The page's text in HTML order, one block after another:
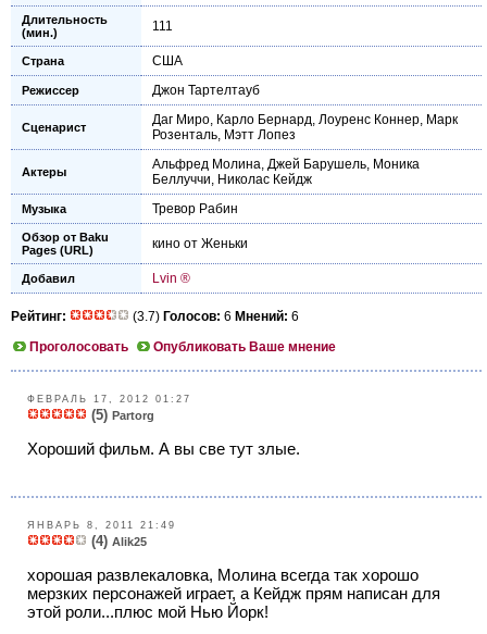
Длительность
(мин.)
111
Страна США
Режиссер Джон Тартелтауб
Сценарист Даг Миро, Карло Бернард, Лоуренс Коннер, Марк
Розенталь, Мэтт Лопез
Актеры Альфред Молина, Джей Барушель, Моника
Беллуччи, Николас Кейдж
Музыка Тревор Рабин
Обзор от Baku
Pages (URL)
кино от Женьки
Добавил Lvin ®
Рейтинг: (3.7) Голосов: 6 Мнений: 6
Проголосовать
Опубликовать Ваше мнение
ФЕВРАЛЬ 17, 2012 01:27
(5) Partorg
Хороший фильм. А вы све тут злые.
ЯНВАРЬ 8, 2011 21:49
(4) Alik25
хорошая развлекаловка, Молина всегда так хорошо
мерзких персонажей играет, а Кейдж прям написан для
этой роли...плюс мой Нью Йорк!